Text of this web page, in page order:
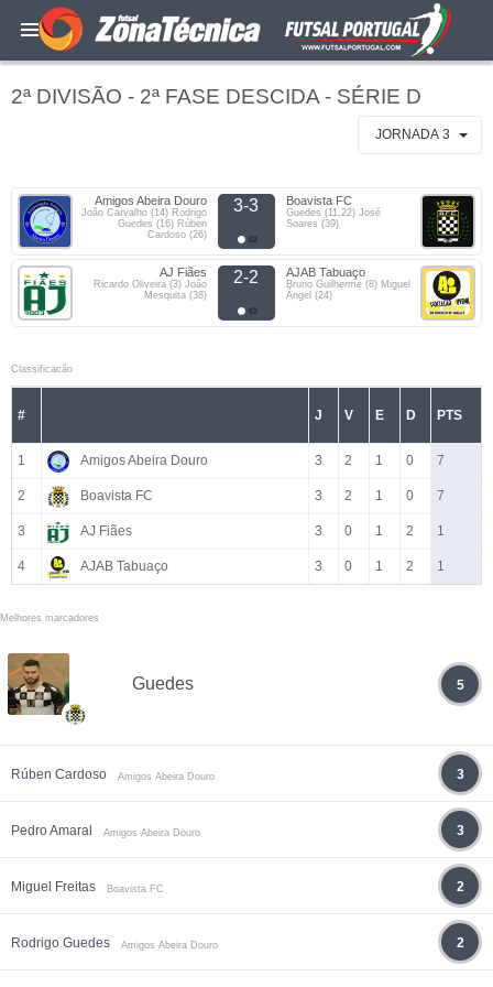
2ª DIVISÃO - 2ª FASE DESCIDA - SÉRIE D
JORNADA 3
Amigos Abeira Douro
João Carvalho (14) Rodrigo
Guedes (16) Rúben
Cardoso (26)
3-3 Boavista FC
Guedes (11,22) José
Soares (39)
AJ Fiães
Ricardo Oliveira (3) João
Mesquita (38)
2-2 AJAB Tabuaço
Bruno Guilherme (8) Miguel
Ángel (24)
Classificacão
# J V E D PTS
1 Amigos Abeira Douro 3 2 1 0 7
2 Boavista FC 3 2 1 0 7
3 AJ Fiães 3 0 1 2 1
4 AJAB Tabuaço 3 0 1 2 1
Melhores marcadores
Guedes 5
Rúben Cardoso Amigos Abeira Douro 3
Pedro Amaral Amigos Abeira Douro 3
Miguel Freitas Boavista FC 2
Rodrigo Guedes Amigos Abeira Douro 2